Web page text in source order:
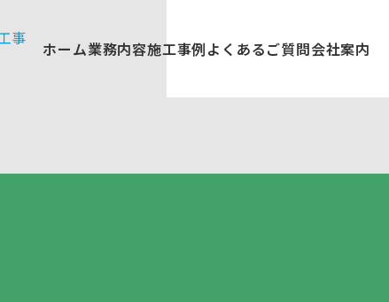
ホーム業務内容施工事例よくあるご質問会社案内
事